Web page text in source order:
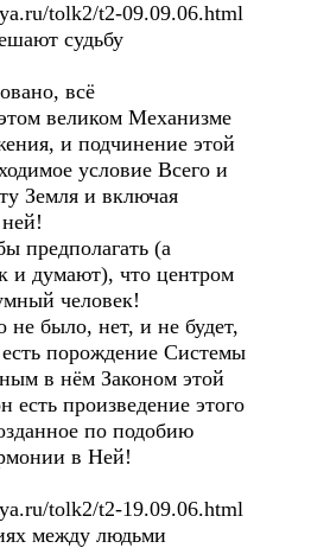
tolk2/t2-09.09.06.html
судьбу
всё
великом Механизме
и подчинение этой
условие Всего и
Земля и включая
(а
и думают), что центром
человек!
было, нет, и не будет,
порождение Системы
в нём Законом этой
произведение этого
по подобию
в Ней!
tolk2/t2-19.09.06.html
между людьми